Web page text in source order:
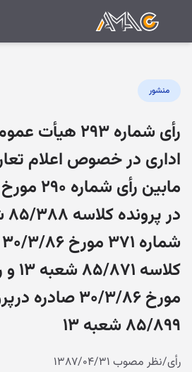
منشور
رأی شماره ۲۹۳
اداری در خصوص اعلام
مورخ ۳۰/۳/۸۶
۸۵/۸۹۹ شعبه ۱۳
رأی/نظر مصوب ۱۳۸۷/۰۴/۳۱